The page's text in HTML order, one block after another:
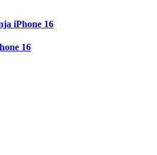
iPhone 16
16